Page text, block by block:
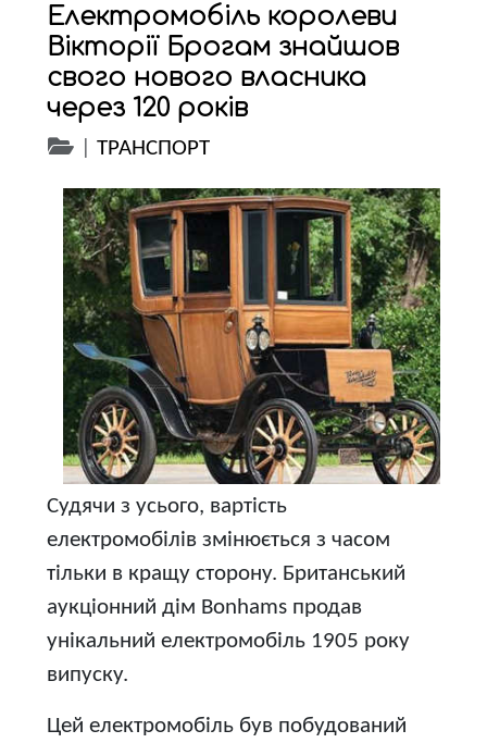
Електромобіль королеви
Вікторії Брогам знайшов
свого нового власника
через 120 років
|ТРАНСПОРТ
Судячи з усього, вартість
електромобілів змінюється з часом
тільки в кращу сторону. Британський
аукціонний дім Bonhams продав
унікальний електромобіль 1905 року
випуску.
Цей електромобіль був побудований